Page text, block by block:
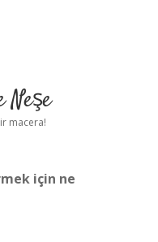
Neşe
macera!
için ne